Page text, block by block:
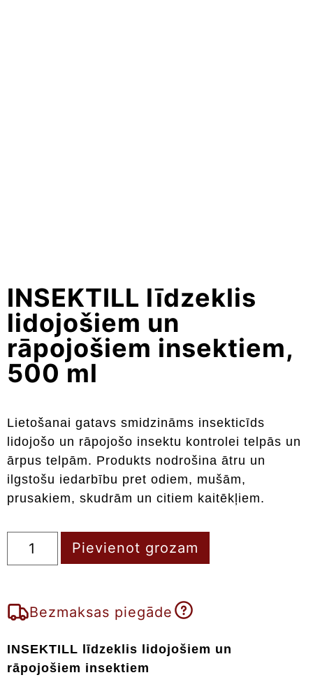
INSEKTILL līdzeklis
lidojošiem un
rāpojošiem insektiem,
500 ml
Lietošanai gatavs smidzināms insekticīds
lidojošo un rāpojošo insektu kontrolei telpās un
ārpus telpām. Produkts nodrošina ātru un
ilgstošu iedarbību pret odiem, mušām,
prusakiem, skudrām un citiem kaitēkļiem.
Pievienot grozam
Bezmaksas piegāde
INSEKTILL līdzeklis lidojošiem un
rāpojošiem insektiem